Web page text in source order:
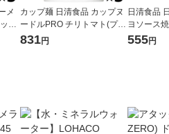
メ
プ
カップ麺 日清食品 カップヌ
ードルPRO チリトマト(プ
ロ) 高たんぱく＆低糖質さら
831円
日清食品
ヨソース
盛 カップ
555円